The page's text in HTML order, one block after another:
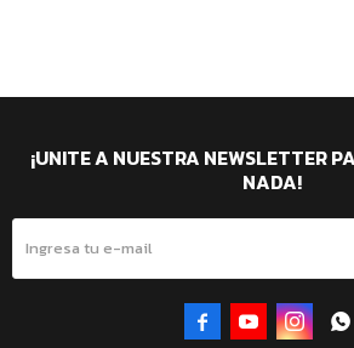
¡UNITE A NUESTRA NEWSLETTER
NADA!
   